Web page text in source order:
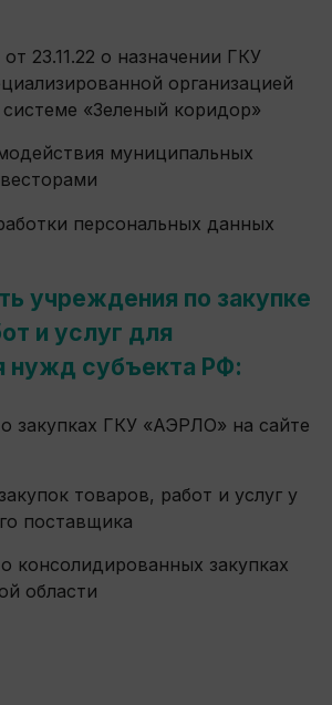
23.11.22 о назначении ГКУ
организацией
«Зеленый коридор»
муниципальных
персональных данных
учреждения по закупке
и услуг для
нужд субъекта РФ:
закупках ГКУ «АЭРЛО» на сайте
товаров, работ и услуг у
поставщика
консолидированных закупках
области